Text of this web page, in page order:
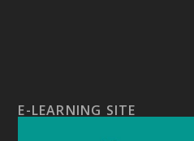
E-LEARNING SITE